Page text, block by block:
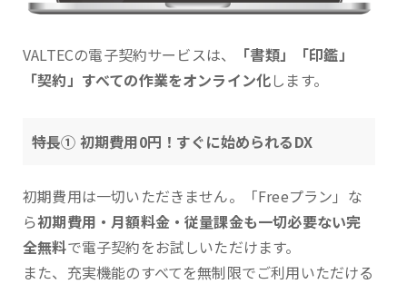
VALTECの電子契約サービスは、
「書類」「印鑑」
「契約」すべての作業をオンライン化します。
特長① 初期費用0円！すぐに始められるDX
初期費用は一切いただきません。「Freeプラン」な
ら初期費用・月額料金・従量課金も一切必要ない完
全無料で電子契約をお試しいただけます。
また、充実機能のすべてを無制限でご利用いただける